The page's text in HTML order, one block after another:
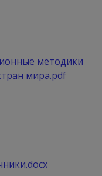
методики
мира.pdf